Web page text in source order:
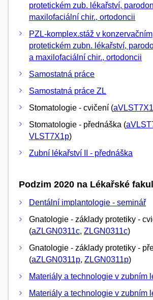
protetickém zub. lékařství,
maxilofaciální chir., ortodoncii
PZL-komplex.stáž v
protetickém zubn. lékařství,
a maxilofaciální chir., ortodoncii
Samostatná práce
Samostatná práce ZL
Stomatologie - cvičení (
Stomatologie - přednáška (
VLST7X1p)
Zubní lékařství II - přednáška
Podzim 2020 na Lékařské
Dentální implantologie - seminář
Gnatologie - základy protetiky -
(aZLGN0311c, ZLGN0311c)
Gnatologie - základy protetiky -
(aZLGN0311p, ZLGN0311p)
Materiály a technologie v zubním
Materiály a technologie v zubním